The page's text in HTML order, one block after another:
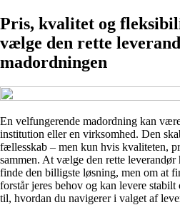
Pris, kvalitet og
vælge den rette
madordningen
En velfungerende madordning kan
institution eller en virksomhed. Den
fællesskab – men kun hvis kvaliteten,
sammen. At vælge den rette
finde den billigste løsning, men om at
forstår jeres behov og kan levere
til, hvordan du navigerer i valget af